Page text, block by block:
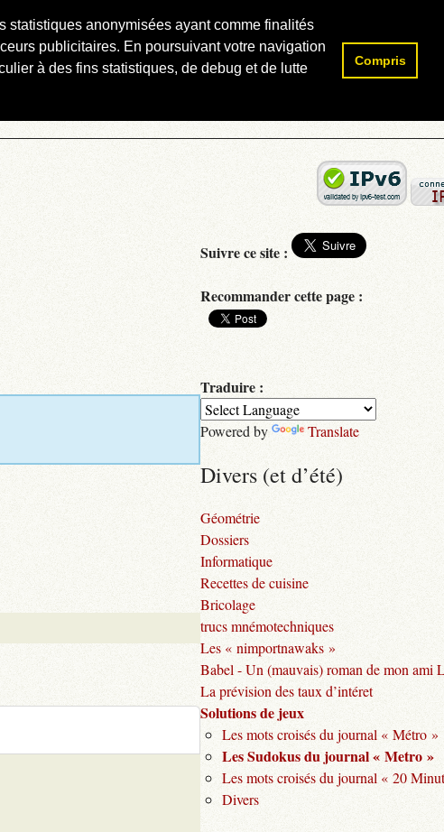
statistiques anonymisées ayant comme finalités
publicitaires. En poursuivant votre navigation
à des fins statistiques, de debug et de lutte
Compris
Rechercher :
Suivre ce site :
Recommander cette page :
Traduire :
Powered by Translate
Divers (et d’été)
Géométrie
Dossiers
Informatique
Recettes de cuisine
Bricolage
trucs mnémotechniques
Les « nimportnawaks »
Babel - Un (mauvais) roman de mon ami
La prévision des taux d’intéret
Solutions de jeux
Les mots croisés du journal « Métro »
Les Sudokus du journal « Metro »
Les mots croisés du journal « 20
Divers